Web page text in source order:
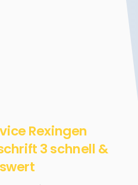
Rexingen
3 schnell &